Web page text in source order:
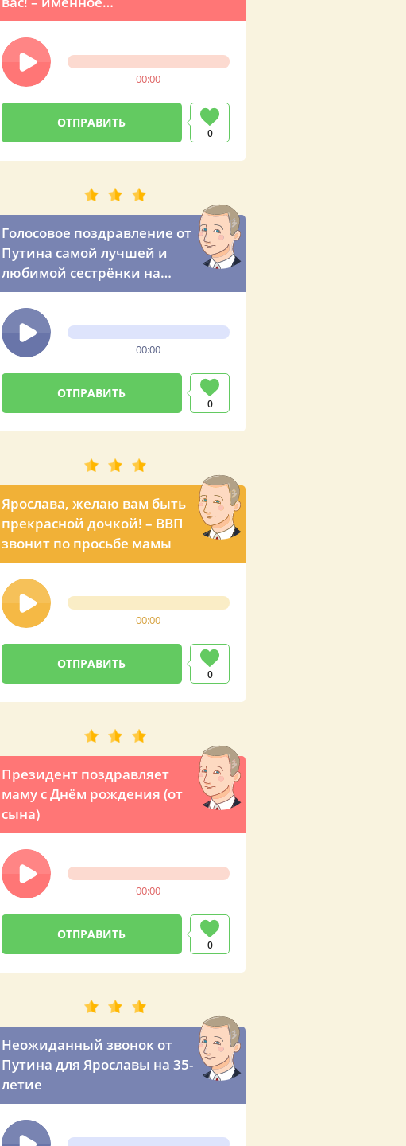
поздравление от
Владимира Владимировича
00:00
0
Голосовое поздравление от
Путина самой лучшей и
любимой сестрёнки на
свете
00:00
0
Ярослава, желаю вам быть
прекрасной дочкой! – ВВП
звонит по просьбе мамы
00:00
0
Президент поздравляет
маму с Днём рождения (от
сына)
00:00
0
Неожиданный звонок от
Путина для Ярославы на 35-
летие